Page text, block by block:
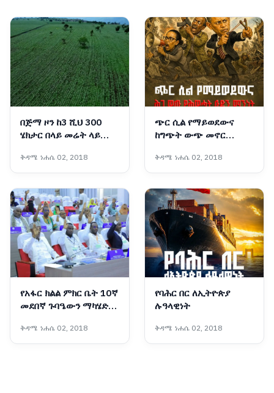
በጅማ ዞን ከ3 ሺህ 300
ሄክታር በላይ መሬት ላይ
እየለማ ነው
ቅዳሜ ነሐሴ 02, 2018
ጭር ሲል የማይወደውና
ከግጭት ውጭ መኖር
የሕወሓት ቡድን ማንነት
ቅዳሜ ነሐሴ 02, 2018
የአፋር ክልል ምክር ቤት 10ኛ
መደበኛ ጉባዔውን ማካሄድ
ቅዳሜ ነሐሴ 02, 2018
የባሕር በር ለኢትዮጵያ
ሉዓላዊነት
ቅዳሜ ነሐሴ 02, 2018